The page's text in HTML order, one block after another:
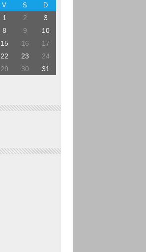
V S D
1 2
3
8 9
10
15 16
17
22 23
24
29 30 31